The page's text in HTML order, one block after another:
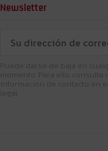
Newsletter
Puede darse de baja en
momento. Para ello, consulte
información de contacto en el
legal.